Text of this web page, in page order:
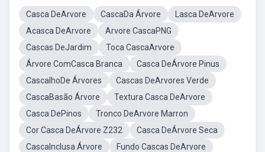
Casca DeArvore CascaDa Árvore
Lasca DeArvore
Acasca DeArvore
Arvore CascaPNG
Cascas DeJardim
Toca CascaArvore
Árvore ComCasca Branca
Casca DeÁrvore Pinus
CascalhoDe Árvores
Cascas DeArvores Verde
CascaBasão Árvore
Textura Casca DeArvore
Casca DePinos
Tronco DeArvore Marron
Cor Casca DeÁrvore Z232
Casca DeÁrvore Seca
CascaInclusa Árvore
Fundo Cascas DeArvore